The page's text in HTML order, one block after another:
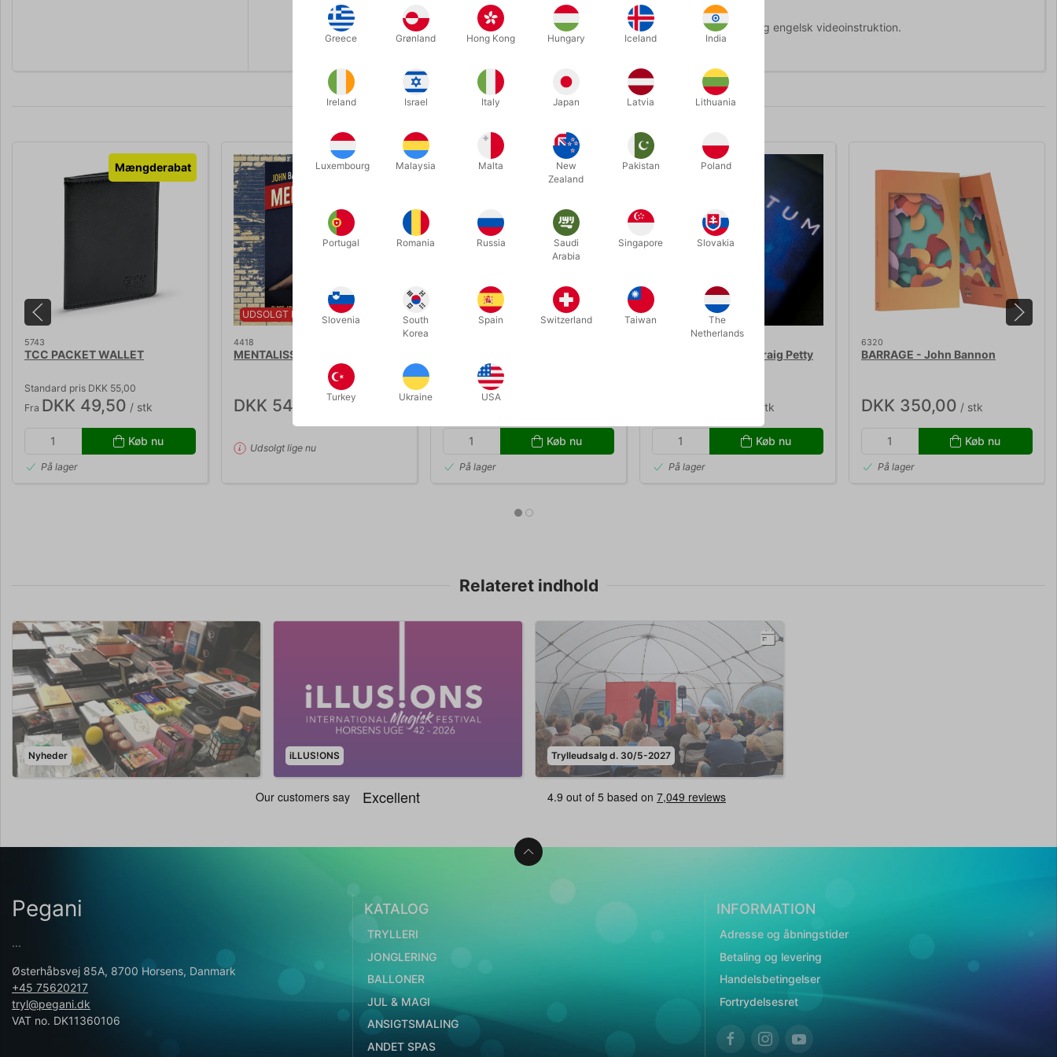
Vi tror du vil komme til at vise Quintastic igen og igen. Kommer komplet med kort og udførlig engelsk videoinstruktion.
Relaterede produkter
Mængderabat
5743
TCC PACKET WALLET
Standard pris DKK 55,00
Fra DKK 49,50 / stk
Køb nu
På lager
UDSOLGT LIGE NU
4418
MENTALISSIMO - John Bannon
DKK 540,00 / stk
Udsolgt lige nu
Liam Montier
DKK 195,00
Køb nu
På lager
QUANTUM DECK - Craig Petty
/ stk
Køb nu
På lager
6320
BARRAGE - John Bannon
DKK 350,00 / stk
Køb nu
På lager
Relateret indhold
Nyheder iLLUS!ONS Trylleudsalg d. 30/5-2027
Pegani
...
Østerhåbsvej 85A, 8700 Horsens, Danmark
+45 75620217
tryl@pegani.dk
VAT no. DK11360106
KATALOG
TRYLLERI
JONGLERING
BALLONER
JUL & MAGI
ANSIGTSMALING
ANDET SPAS
INFORMATION
Adresse og åbningstider
Betaling og levering
Handelsbetingelser
Fortrydelsesret
Greece Grønland Hong Kong Hungary Iceland India
Ireland Israel Italy Japan Latvia Lithuania
Luxembourg Malaysia Malta
New
Zealand
Pakistan Poland
Portugal Romania Russia
Saudi
Arabia
Singapore Slovakia
Slovenia
South
Korea
Spain Switzerland Taiwan
The
Netherlands
Turkey Ukraine USA